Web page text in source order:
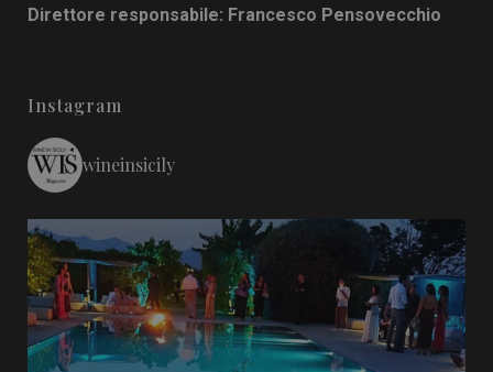
Direttore responsabile: Francesco Pensovecchio
Instagram
wineinsicily